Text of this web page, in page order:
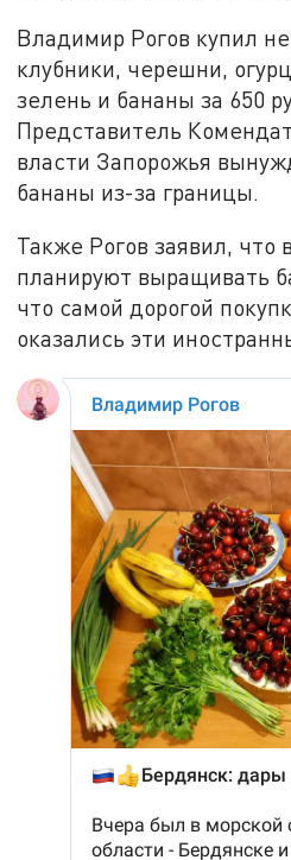
Владимир Рогов купил
клубники, черешни,
зелень и бананы за 650
Представитель
власти Запорожья
бананы из-за границы.
Также Рогов заявил, что
планируют выращивать
что самой дорогой
оказались эти